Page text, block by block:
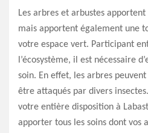
Les arbres et arbustes
mais apportent également une
votre espace vert. Participant
l’écosystème, il est nécessaire
soin. En effet, les arbres
être attaqués par divers
votre entière disposition à
apporter tous les soins dont vos